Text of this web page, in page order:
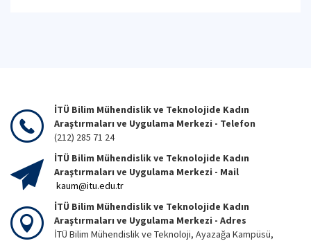
İTÜ Bilim Mühendislik ve Teknolojide Kadın
Araştırmaları ve Uygulama Merkezi - Telefon
(212) 285 71 24
İTÜ Bilim Mühendislik ve Teknolojide Kadın
Araştırmaları ve Uygulama Merkezi - Mail
kaum@itu.edu.tr
İTÜ Bilim Mühendislik ve Teknolojide Kadın
Araştırmaları ve Uygulama Merkezi - Adres
İTÜ Bilim Mühendislik ve Teknoloji, Ayazağa Kampüsü,